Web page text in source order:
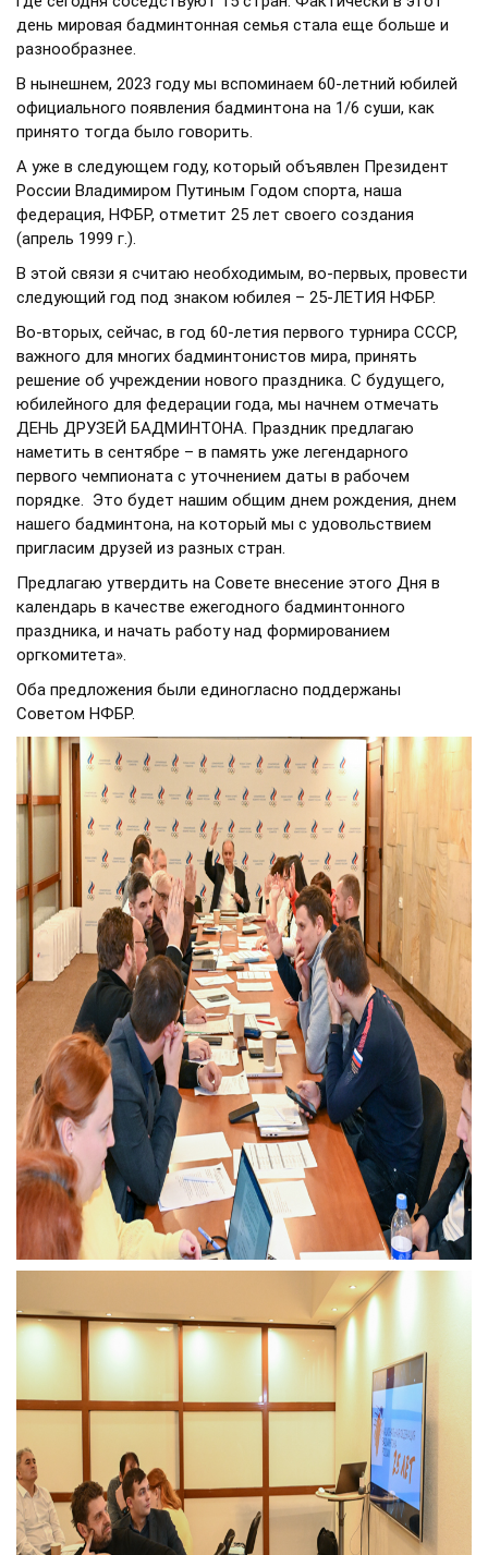
день мировая бадминтонная семья стала еще больше и
разнообразнее.
В нынешнем, 2023 году мы вспоминаем 60-летний юбилей
официального появления бадминтона на 1/6 суши, как
принято тогда было говорить.
А уже в следующем году, который объявлен Президент
России Владимиром Путиным Годом спорта, наша
федерация, НФБР, отметит 25 лет своего создания
(апрель 1999 г.).
В этой связи я считаю необходимым, во-первых, провести
следующий год под знаком юбилея – 25-ЛЕТИЯ НФБР.
Во-вторых, сейчас, в год 60-летия первого турнира СССР,
важного для многих бадминтонистов мира, принять
решение об учреждении нового праздника. С будущего,
юбилейного для федерации года, мы начнем отмечать
ДЕНЬ ДРУЗЕЙ БАДМИНТОНА. Праздник предлагаю
наметить в сентябре – в память уже легендарного
первого чемпионата с уточнением даты в рабочем
порядке. Это будет нашим общим днем рождения, днем
нашего бадминтона, на который мы с удовольствием
пригласим друзей из разных стран.
Предлагаю утвердить на Совете внесение этого Дня в
календарь в качестве ежегодного бадминтонного
праздника, и начать работу над формированием
оргкомитета».
Оба предложения были единогласно поддержаны
Советом НФБР.